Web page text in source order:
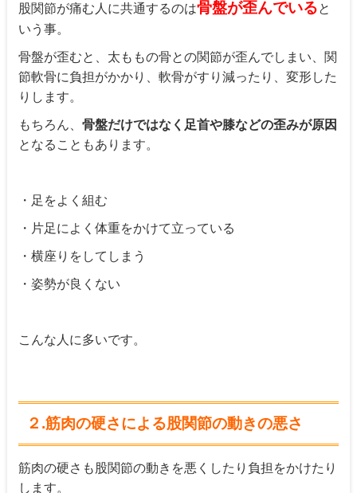
股関節が痛む人に共通するのは骨盤が歪んでいると
いう事。
骨盤が歪むと、太ももの骨との関節が歪んでしまい、関
節軟骨に負担がかかり、軟骨がすり減ったり、変形した
りします。
もちろん、骨盤だけではなく足首や膝などの歪みが原因
となることもあります。
・足をよく組む
・片足によく体重をかけて立っている
・横座りをしてしまう
・姿勢が良くない
こんな人に多いです。
２.筋肉の硬さによる股関節の動きの悪さ
筋肉の硬さも股関節の動きを悪くしたり負担をかけたり
します。